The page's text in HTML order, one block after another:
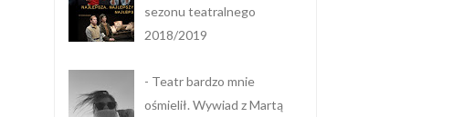
sezonu teatralnego
2018/2019
- Teatr bardzo mnie
ośmielił. Wywiad z Martą